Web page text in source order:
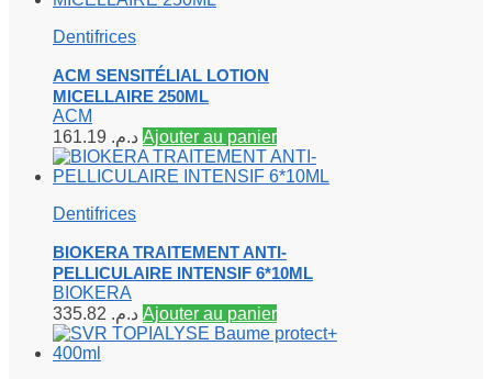
Dentifrices
ACM SENSITÉLIAL LOTION
MICELLAIRE 250ML
ACM
د.م. Ajouter au panier
Dentifrices
BIOKERA TRAITEMENT ANTI-
PELLICULAIRE INTENSIF 6*10ML
BIOKERA
د.م. Ajouter au panier